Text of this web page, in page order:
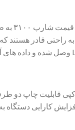
یکی
راحتی قادر هستند
قابلیت چاپ دو
کارایی دستگاه